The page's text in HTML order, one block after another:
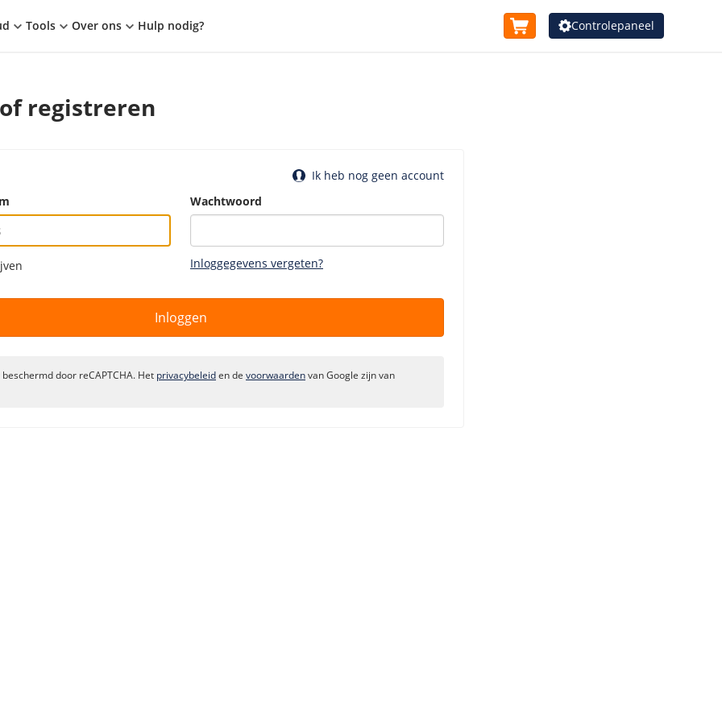
Tools Over ons Hulp nodig?
Controlepaneel
registreren
Ik heb nog geen account
Wachtwoord
Inloggegevens vergeten?
Inloggen
door reCAPTCHA. Het privacybeleiden de voorwaardenvan Google zijn van